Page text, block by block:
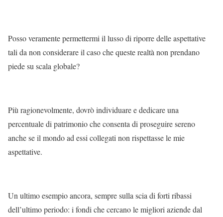
Posso veramente permettermi il lusso di riporre delle aspettative
tali da non considerare il caso che queste realtà non prendano
piede su scala globale?
Più ragionevolmente, dovrò individuare e dedicare una
percentuale di patrimonio che consenta di proseguire sereno
anche se il mondo ad essi collegati non rispettasse le mie
aspettative.
Un ultimo esempio ancora, sempre sulla scia di forti ribassi
dell’ultimo periodo: i fondi che cercano le migliori aziende dal